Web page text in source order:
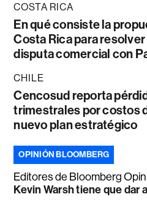
COSTA RICA
En qué consiste la
Costa Rica para resolver
disputa comercial con
CHILE
Cencosud reporta
trimestrales por costos
nuevo plan estratégico
OPINIÓN BLOOMBERG
Editores de Bloomberg
Kevin Warsh tiene que dar